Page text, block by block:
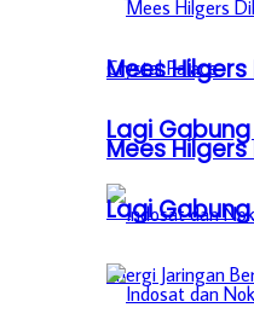
Mees
Lagi
Mees
Lagi